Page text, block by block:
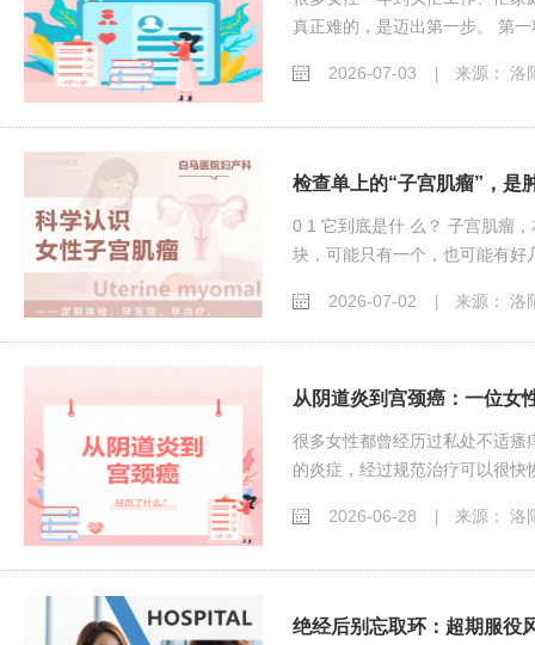
真正难的，是迈出第一步。 第
2026-07-03 来源： 洛
检查单上的“子宫肌瘤”，是
0 1 它到底是什 么？ 子宫肌瘤
块，可能只有一个，也可能有
2026-07-02 来源： 洛
从阴道炎到宫颈癌：一位女
很多女性都曾经历过私处不适
的炎症，经过规范治疗可以很
2026-06-28 来源： 洛
绝经后别忘取环：超期服役